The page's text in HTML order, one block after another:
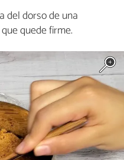
del dorso de una
quede firme.